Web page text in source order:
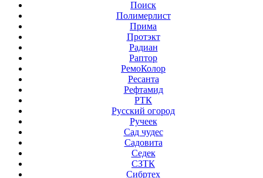
Поиск
Полимерлист
Прима
Протэкт
Радиан
Раптор
РемоКолор
Ресанта
Рефтамид
РТК
Русский огород
Ручеек
Сад чудес
Садовита
Седек
СЗТК
Сибртех